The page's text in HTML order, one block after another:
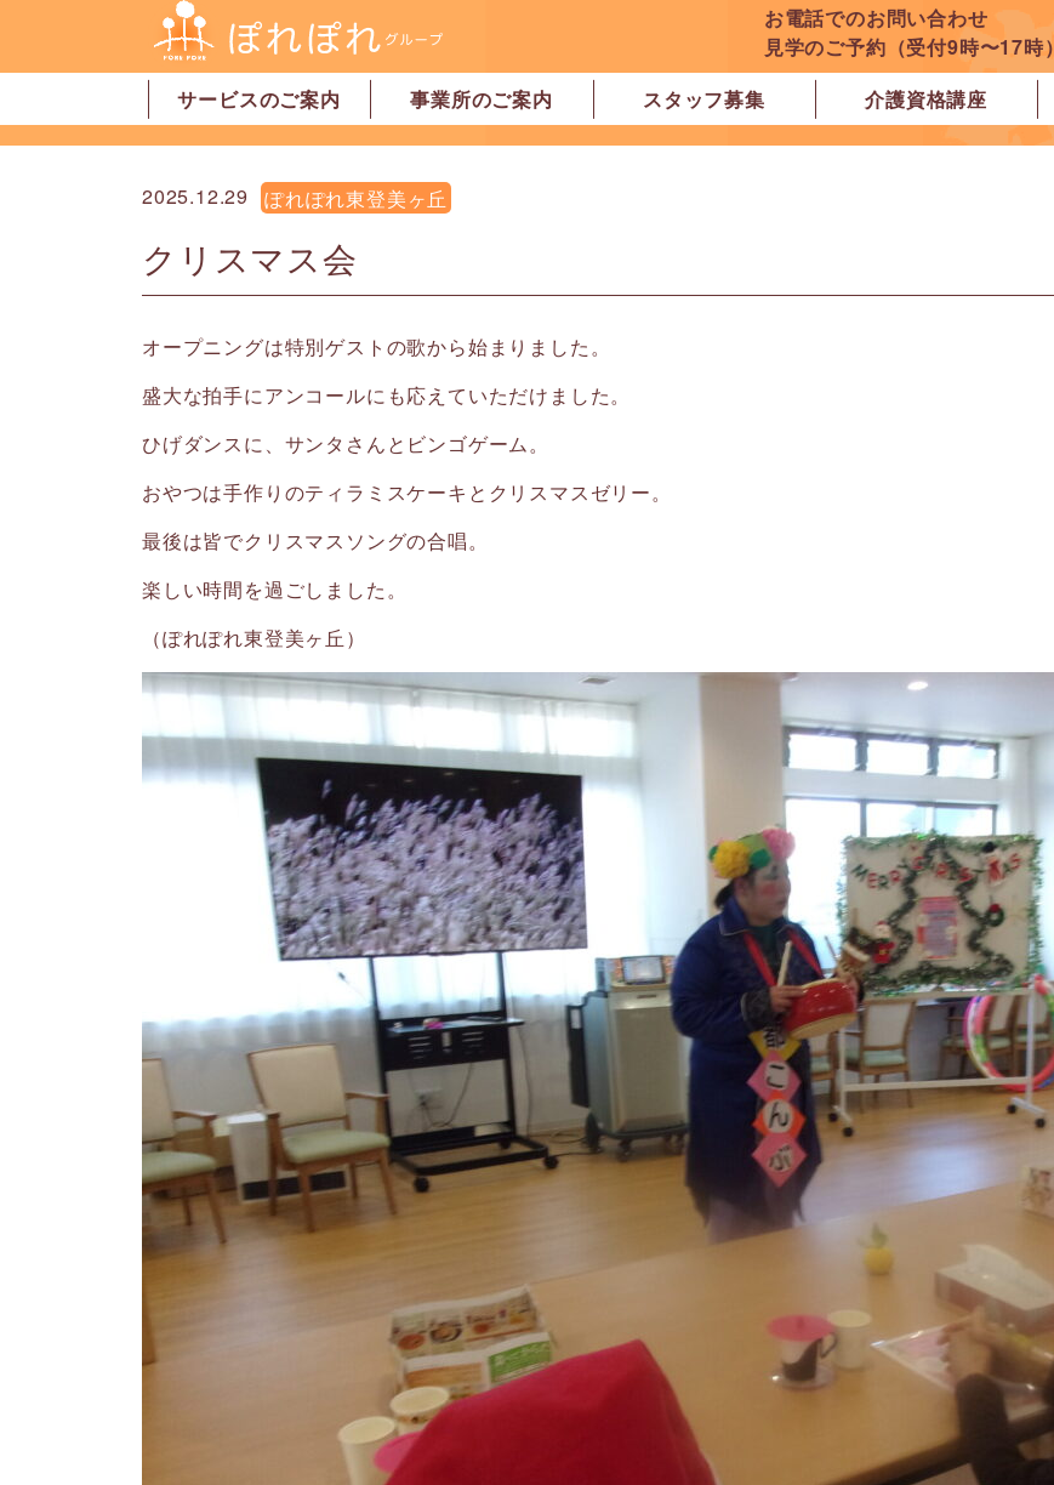
お電話でのお問い合わせ
見学のご予約（受付9時〜17時）
サービスのご案内
居宅介護支援
訪問介護
訪問看護
デイサービス
グループホーム
地域密着型特別養護老人ホーム
ショートステイ
有料老人ホーム
サービス付高齢者向け住宅
家事代行サービス
「認可」小規模保育園
事業所のご案内
事業所一覧・奈良市
ぽれぽれ学園前レジデンス
ぽれぽれ登美ヶ丘
ぽれぽれ四条大路
ぽれぽれ東登美ヶ丘
ぽれぽれケアセンター青山
事業所一覧・橿原市 ぽれぽれ中和
ぽれぽれ橿原在宅支援相談センター
ぽれぽれケアセンター 白橿
ぽれぽれ白橿コンフォート
ぽれぽれ八木西スクエア
橿原市地域包括支援センター北エリア
スタッフ募集 介護資格講座
2025.12.29 ぽれぽれ東登美ヶ丘
クリスマス会
オープニングは特別ゲストの歌から始まりました。
盛大な拍手にアンコールにも応えていただけました。
ひげダンスに、サンタさんとビンゴゲーム。
おやつは手作りのティラミスケーキとクリスマスゼリー。
最後は皆でクリスマスソングの合唱。
楽しい時間を過ごしました。
（ぽれぽれ東登美ヶ丘）